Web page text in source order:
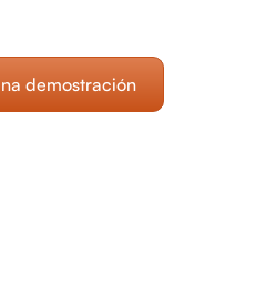
demostración